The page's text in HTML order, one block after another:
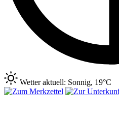
Wetter aktuell: Sonnig, 19°C